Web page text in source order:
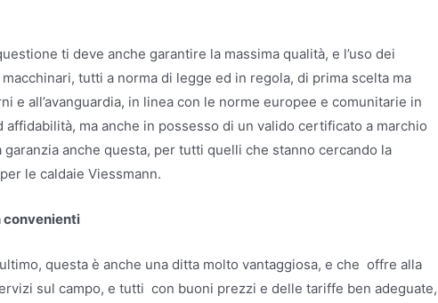
ti deve anche garantire la massima qualità, e l’uso dei
tutti a norma di legge ed in regola, di prima scelta ma
e all’avanguardia, in linea con le norme europee e comunitarie in
affidabilità, ma anche in possesso di un valido certificato a marchio
garanzia anche questa, per tutti quelli che stanno cercando la
le caldaie Viessmann.
convenienti
questa è anche una ditta molto vantaggiosa, e che offre alla
sul campo, e tutti con buoni prezzi e delle tariffe ben adeguate,